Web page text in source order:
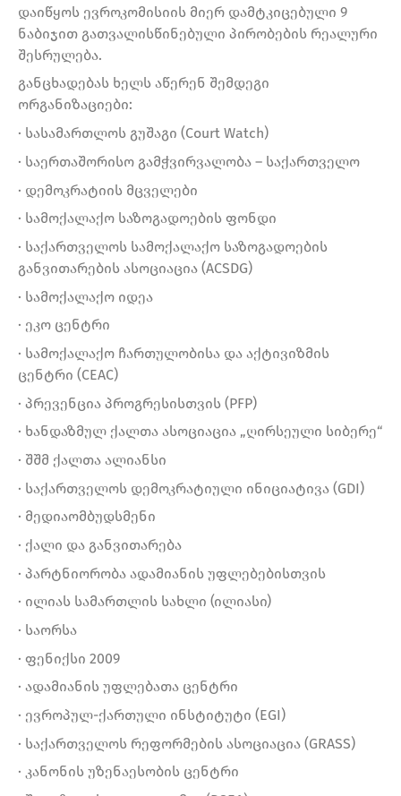
დაიწყოს ევროკომისიის მიერ დამტკიცებული 9
ნაბიჯით გათვალისწინებული პირობების რეალური
შესრულება.
განცხადებას ხელს აწერენ შემდეგი
ორგანიზაციები:
· სასამართლოს გუშაგი (Court Watch)
· საერთაშორისო გამჭვირვალობა – საქართველო
· დემოკრატიის მცველები
· სამოქალაქო საზოგადოების ფონდი
· საქართველოს სამოქალაქო საზოგადოების
განვითარების ასოციაცია (ACSDG)
· სამოქალაქო იდეა
· ეკო ცენტრი
· სამოქალაქო ჩართულობისა და აქტივიზმის
ცენტრი (CEAC)
· პრევენცია პროგრესისთვის (PFP)
· ხანდაზმულ ქალთა ასოციაცია „ღირსეული სიბერე“
· შშმ ქალთა ალიანსი
· საქართველოს დემოკრატიული ინიციატივა (GDI)
· მედიაომბუდსმენი
· ქალი და განვითარება
· პარტნიორობა ადამიანის უფლებებისთვის
· ილიას სამართლის სახლი (ილიასი)
· საორსა
· ფენიქსი 2009
· ადამიანის უფლებათა ცენტრი
· ევროპულ-ქართული ინსტიტუტი (EGI)
· საქართველოს რეფორმების ასოციაცია (GRASS)
· კანონის უზენაესობის ცენტრი